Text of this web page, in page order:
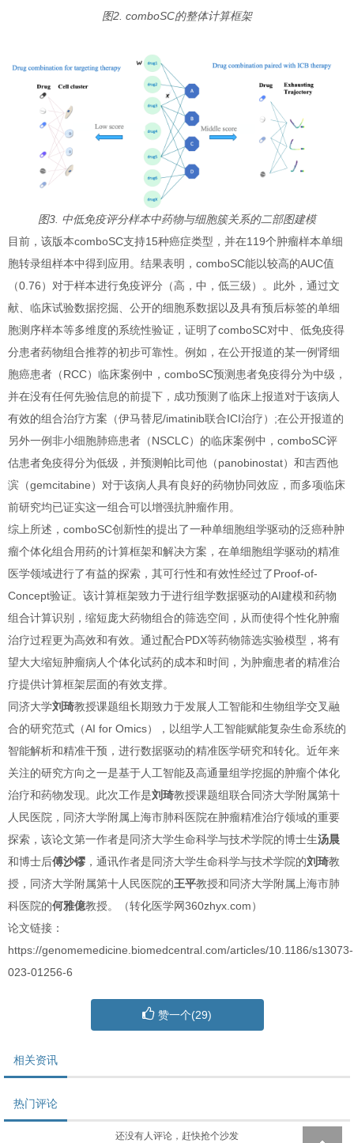
图2. comboSC的整体计算框架
图3. 中低免疫评分样本中药物与细胞簇关系的二部图建模
目前，该版本comboSC支持15种癌症类型，并在119个肿瘤样本单细
胞转录组样本中得到应用。结果表明，comboSC能以较高的AUC值
（0.76）对于样本进行免疫评分（高，中，低三级）。此外，通过文
献、临床试验数据挖掘、公开的细胞系数据以及具有预后标签的单细
胞测序样本等多维度的系统性验证，证明了comboSC对中、低免疫得
分患者药物组合推荐的初步可靠性。例如，在公开报道的某一例肾细
胞癌患者（RCC）临床案例中，comboSC预测患者免疫得分为中级，
并在没有任何先验信息的前提下，成功预测了临床上报道对于该病人
有效的组合治疗方案（伊马替尼/imatinib联合ICI治疗）;在公开报道的
另外一例非小细胞肺癌患者（NSCLC）的临床案例中，comboSC评
估患者免疫得分为低级，并预测帕比司他（panobinostat）和吉西他
滨（gemcitabine）对于该病人具有良好的药物协同效应，而多项临床
前研究均已证实这一组合可以增强抗肿瘤作用。
综上所述，comboSC创新性的提出了一种单细胞组学驱动的泛癌种肿
瘤个体化组合用药的计算框架和解决方案，在单细胞组学驱动的精准
医学领域进行了有益的探索，其可行性和有效性经过了Proof-of-
Concept验证。该计算框架致力于进行组学数据驱动的AI建模和药物
组合计算识别，缩短庞大药物组合的筛选空间，从而使得个性化肿瘤
治疗过程更为高效和有效。通过配合PDX等药物筛选实验模型，将有
望大大缩短肿瘤病人个体化试药的成本和时间，为肿瘤患者的精准治
疗提供计算框架层面的有效支撑。
同济大学刘琦教授课题组长期致力于发展人工智能和生物组学交叉融
合的研究范式（AI for Omics），以组学人工智能赋能复杂生命系统的
智能解析和精准干预，进行数据驱动的精准医学研究和转化。近年来
关注的研究方向之一是基于人工智能及高通量组学挖掘的肿瘤个体化
治疗和药物发现。此次工作是刘琦教授课题组联合同济大学附属第十
人民医院，同济大学附属上海市肺科医院在肿瘤精准治疗领域的重要
探索，该论文第一作者是同济大学生命科学与技术学院的博士生汤晨
和博士后傅沙镠 ，通讯作者是同济大学生命科学与技术学院的刘琦教
授，同济大学附属第十人民医院的王平教授和同济大学附属上海市肺
科医院的何雅億教授。
（转化医学网360zhyx.com）
论文链接：
https://genomemedicine.biomedcentral.com/articles/10.1186/s13073-
023-01256-6
赞一个(29)
相关资讯
热门评论
还没有人评论，赶快抢个沙发